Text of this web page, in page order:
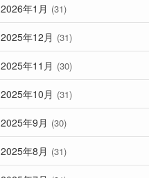
2026年1月 (31)
2025年12月 (31)
2025年11月 (30)
2025年10月 (31)
2025年9月 (30)
2025年8月 (31)